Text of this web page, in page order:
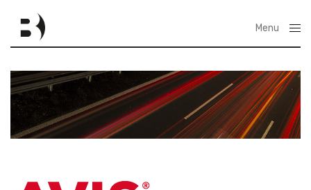
Menu